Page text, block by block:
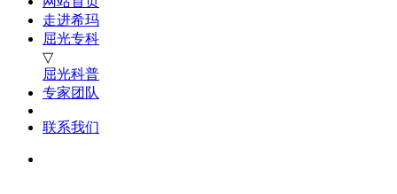
走进希玛
屈光专科
▽
屈光科普
专家团队
联系我们